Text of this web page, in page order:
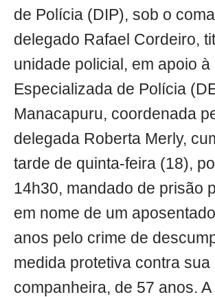
de Polícia (DIP), sob o
delegado Rafael Cordeiro,
unidade policial, em apoio
Especializada de Polícia
Manacapuru, coordenada
delegada Roberta Merly,
tarde de quinta-feira (18),
14h30, mandado de prisão
em nome de um
anos pelo crime de
medida protetiva contra sua
companheira, de 57 anos.